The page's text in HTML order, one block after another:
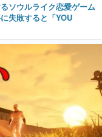
ソウルライク恋愛ゲーム
失敗すると「YOU